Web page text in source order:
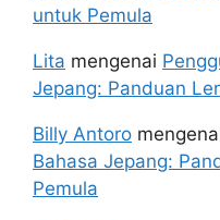
untuk Pemula
Lita mengenai
Jepang: Panduan
Billy Antoro
Bahasa Jepang:
Pemula